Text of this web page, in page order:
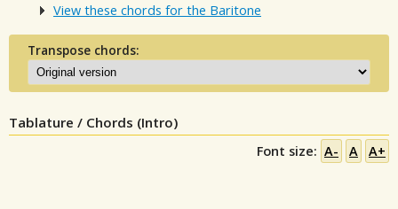
View these chords for the Baritone
Transpose chords:
Tablature / Chords (Intro)
Font size: A- A A+